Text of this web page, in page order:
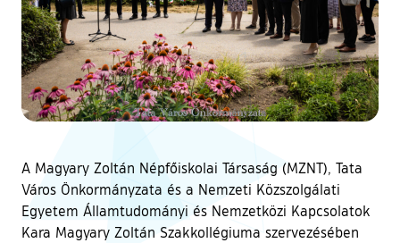
A Magyary Zoltán Népfőiskolai Társaság (MZNT), Tata
Város Önkormányzata és a Nemzeti Közszolgálati
Egyetem Államtudományi és Nemzetközi Kapcsolatok
Kara Magyary Zoltán Szakkollégiuma szervezésében